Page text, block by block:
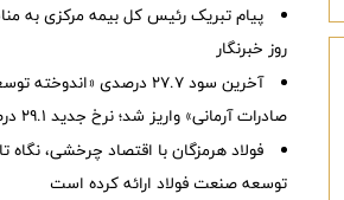
پیام تبریک رئیس کل بیمه مرکزی به
روز خبرنگار
آخرین سود ۲۷.۷ درصدی «اندوخته
صادرات آرمانی» واریز شد؛ نرخ جدید ۲۹.۱ درصد
فولاد هرمزگان با اقتصاد چرخشی، نگاه
توسعه صنعت فولاد ارائه کرده است